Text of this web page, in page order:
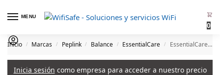
MENU
0
Inicio / Marcas / Peplink / Balance / EssentialCare / EssentialCare (2-Year) for Balance SDX Pro with 2TB SSD
Inicia sesión como empresa para acceder a nuestro precio